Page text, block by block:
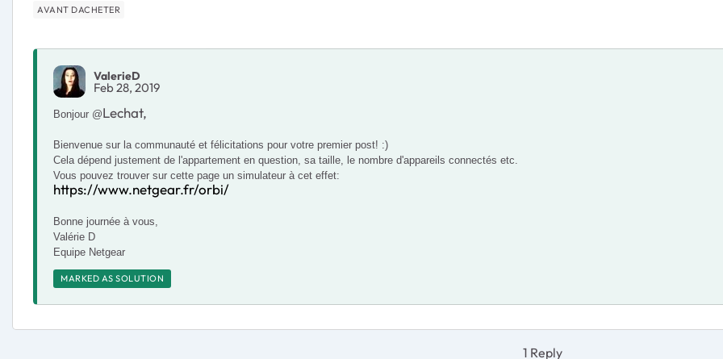
AVANT DACHETER
ValerieD
Feb 28, 2019
Bonjour @Lechat,
Bienvenue sur la communauté et félicitations pour votre premier post! :)
​​​​​​​Cela dépend justement de l'appartement en question, sa taille, le nombre d'appareils connectés etc.
Vous pouvez trouver sur cette page un simulateur à cet effet:
https://www.netgear.fr/orbi/
Bonne journée à vous,
Valérie D
Equipe Netgear
MARKED AS SOLUTION
1 Reply